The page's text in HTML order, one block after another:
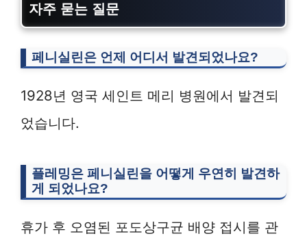
자주 묻는 질문
페니실린은 언제 어디서 발견되었나요?
1928년 영국 세인트 메리 병원에서 발견되
었습니다.
플레밍은 페니실린을 어떻게 우연히 발견하
게 되었나요?
휴가 후 오염된 포도상구균 배양 접시를 관